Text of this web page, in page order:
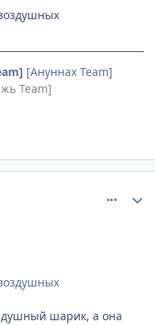
[Ануннах Team]
Team]
шарик, а она